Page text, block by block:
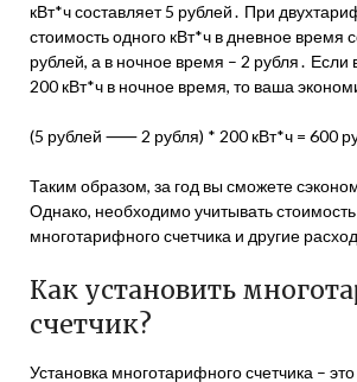
кВт*ч составляет 5 рублей․ При
стоимость одного кВт*ч в дневное время
рублей, а в ночное время – 2 рубля․ Если
200 кВт*ч в ночное время, то ваша
(5 рублей ⸺ 2 рубля) * 200 кВт*ч = 600
Таким образом, за год вы сможете
Однако, необходимо учитывать стоимость
многотарифного счетчика и другие
Как установить
счетчик?
Установка многотарифного счетчика –